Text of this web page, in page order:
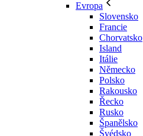
Evropa
Slovensko
Francie
Chorvatsko
Island
Itálie
Německo
Polsko
Rakousko
Řecko
Rusko
Španělsko
Švédsko